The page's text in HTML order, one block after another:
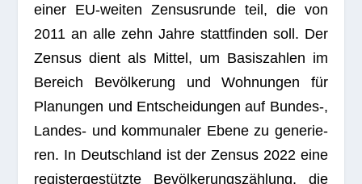
einer EU-wei­ten Zen­sus­runde teil, die von
2011 an alle zehn Jahre statt­fin­den soll. Der
Zen­sus dient als Mit­tel, um Basis­zah­len im
Bereich Bevöl­ke­rung und Woh­nun­gen für
Pla­nun­gen und Ent­schei­dun­gen auf Bundes‑,
Lan­des- und kom­mu­na­ler Ebene zu gene­rie­
ren. In Deutsch­land ist der Zen­sus 2022 eine
regis­ter­ge­stützte Bevöl­ke­rungs­zäh­lung, die